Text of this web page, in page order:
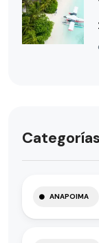
Categorías
ANAPOIMA